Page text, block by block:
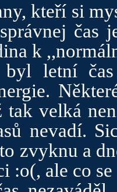
kteří si
čas
k
byl letní
tak velká
nevadí.
zvyknu a
:o(, ale co